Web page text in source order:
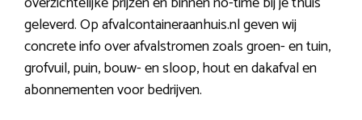
geleverd. Op afvalcontaineraanhuis.nl geven wij
concrete info over afvalstromen zoals groen- en tuin,
grofvuil, puin, bouw- en sloop, hout en dakafval en
abonnementen voor bedrijven.